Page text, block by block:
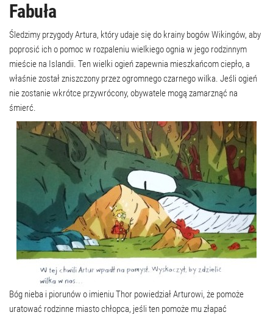
Fabuła
Śledzimy przygody Artura, który udaje się do krainy bogów Wikingów, aby
poprosić ich o pomoc w rozpaleniu wielkiego ognia w jego rodzinnym
mieście na Islandii. Ten wielki ogień zapewnia mieszkańcom ciepło, a
właśnie został zniszczony przez ogromnego czarnego wilka. Jeśli ogień
nie zostanie wkrótce przywrócony, obywatele mogą zamarznąć na
śmierć.
Bóg nieba i piorunów o imieniu Thor powiedział Arturowi, że pomoże
uratować rodzinne miasto chłopca, jeśli ten pomoże mu złapać